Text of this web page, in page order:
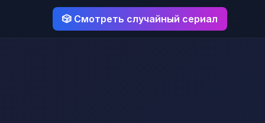
🎲 Смотреть случайный сериал